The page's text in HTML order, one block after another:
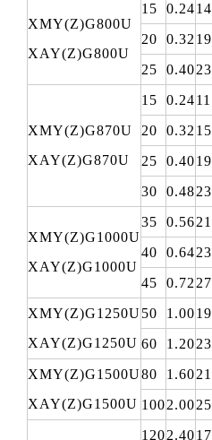
XMY(Z)G800U
XAY(Z)G800U
15 0.2414
20 0.32 19
25
0.4023
XMY(Z)G870U
XAY(Z)G870U
15 0.2411
20 0.32 15
25
0.4019
30
0.4823
XMY(Z)G1000U
XAY(Z)G1000U
35 0.5621
40 0.6423
45
0.72 27
XMY(Z)G1250U
XAY(Z)G1250U
50 1.0019
60
1.2023
XMY(Z)G1500U
XAY(Z)G1500U
80 1.6021
1002.0025
1202.4017